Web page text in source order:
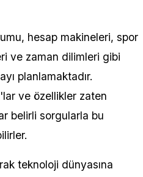
hesap makineleri, spor
ve zaman dilimleri gibi
planlamaktadır​.
ve özellikler zaten
belirli sorgularla bu
teknoloji dünyasına